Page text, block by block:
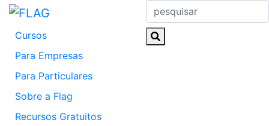
Skip
content
Cursos
Para Empresas
Para Particulares
Sobre a Flag
Recursos Gratuitos